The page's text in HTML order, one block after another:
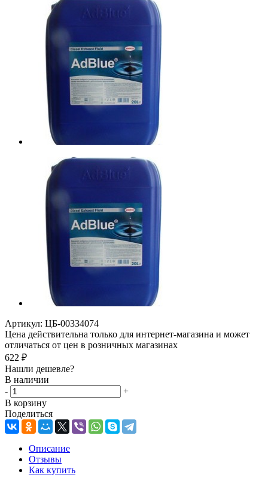
Артикул: ЦБ-00334074
Цена действительна только для интернет-магазина и может
отличаться от цен в розничных магазинах
622 ₽
Нашли дешевле?
В наличии
-
+
В корзину
Поделиться
Описание
Отзывы
Как купить